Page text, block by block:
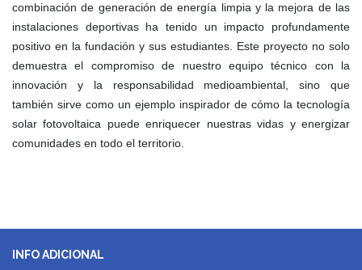
combinación de generación de energía limpia y la mejora de las
instalaciones deportivas ha tenido un impacto profundamente
positivo en la fundación y sus estudiantes. Este proyecto no solo
demuestra el compromiso de nuestro equipo técnico con la
innovación y la responsabilidad medioambiental, sino que
también sirve como un ejemplo inspirador de cómo la tecnología
solar fotovoltaica puede enriquecer nuestras vidas y energizar
comunidades en todo el territorio.
INFO ADICIONAL